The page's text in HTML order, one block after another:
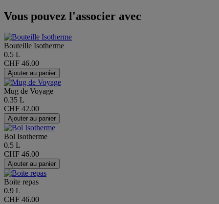
Vous pouvez l'associer avec
Bouteille Isotherme
0.5 L
CHF 46.00
Ajouter au panier
Mug de Voyage
0.35 L
CHF 42.00
Ajouter au panier
Bol Isotherme
0.5 L
CHF 46.00
Ajouter au panier
Boite repas
0.9 L
CHF 46.00